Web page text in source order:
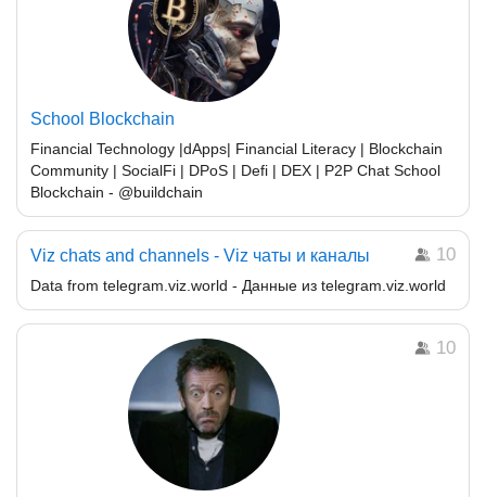
School Blockchain
Financial Technology |dApps| Financial Literacy | Blockchain
Community | SocialFi | DPoS | Defi | DEX | P2P Chat School
Blockchain - @buildchain
10
Viz chats and channels - Viz чаты и каналы
Data from telegram.viz.world - Данные из telegram.viz.world
10